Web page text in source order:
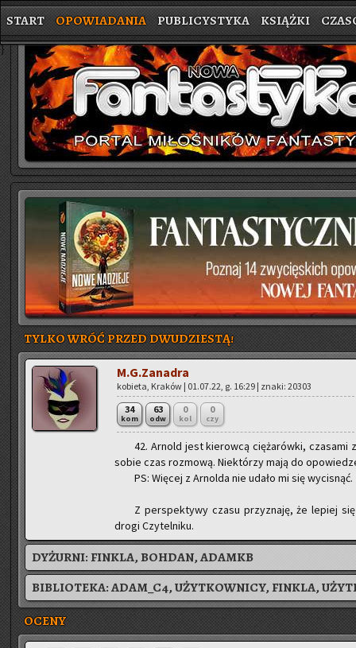
START OPOWIADANIA PUBLICYSTYKA KSIĄŻKI
}
TYLKO WRÓĆ PRZED DWUDZIESTĄ!
M.G.Zanadra
ko­bie­ta, Kra­ków | 01.07.22, g. 16:29 | znaki: 20303
34
kom
63
odw
0
kol
0
czy
42. Ar­nold jest kie­row­cą cię­ża­rów­ki, cza­sa­mi
sobie czas roz­mo­wą. Nie­któ­rzy mają do
PS: Wię­cej z Ar­nol­da nie udało mi się wy­ci­snąć.
Z per­spek­ty­wy czasu przy­zna­ję, że le­piej
drogi Czy­tel­ni­ku.
DYŻURNI:FINKLA, BOHDAN, ADAMKB
BIBLIOTEKA:ADAM_C4, UŻYTKOWNICY, FINKLA,
OCENY